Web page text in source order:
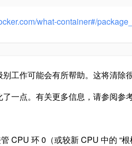
what-c​​ontainer#/
工作可能会有所帮助。这将清除很
一点。有关更多信息，请参阅参
CPU 环 0（或较新 CPU 中的 “